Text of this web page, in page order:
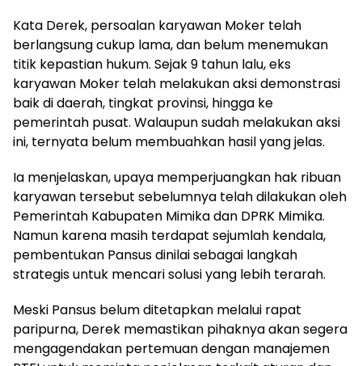
Kata Derek, persoalan karyawan Moker telah
berlangsung cukup lama, dan belum menemukan
titik kepastian hukum. Sejak 9 tahun lalu, eks
karyawan Moker telah melakukan aksi demonstrasi
baik di daerah, tingkat provinsi, hingga ke
pemerintah pusat. Walaupun sudah melakukan aksi
ini, ternyata belum membuahkan hasil yang jelas.
Ia menjelaskan, upaya memperjuangkan hak ribuan
karyawan tersebut sebelumnya telah dilakukan oleh
Pemerintah Kabupaten Mimika dan DPRK Mimika.
Namun karena masih terdapat sejumlah kendala,
pembentukan Pansus dinilai sebagai langkah
strategis untuk mencari solusi yang lebih terarah.
Meski Pansus belum ditetapkan melalui rapat
paripurna, Derek memastikan pihaknya akan segera
mengagendakan pertemuan dengan manajemen